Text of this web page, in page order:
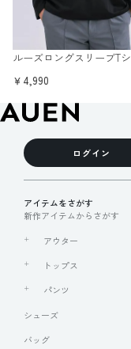
ルーズロングスリーブT
￥4,990
ログイン
アイテムをさがす
新作アイテムからさがす
アウター
トップス
パンツ
シューズ
バッグ